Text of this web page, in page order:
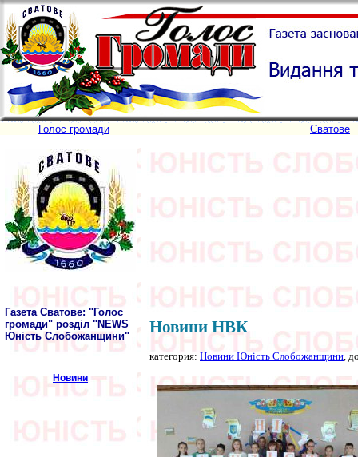
Голос громади Сватове
Газета Сватове: "Голос
громади" розділ "NEWS
Юність Слобожанщини"
Новини
Новини НВК
категория: Новини Юність Слобожанщини ,